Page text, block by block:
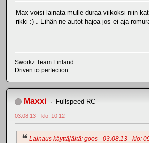
Max voisi lainata mulle duraa viikoksi niin
rikki :) . Eihän ne autot hajoa jos ei aja
Sworkz Team Finland
Driven to perfection
Maxxi Fullspeed RC
03.08.13 - klo: 10.12
Lainaus käyttäjältä: goos - 03.08.13 - klo: